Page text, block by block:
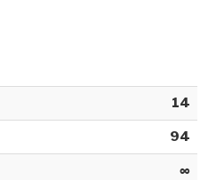
14
94
∞